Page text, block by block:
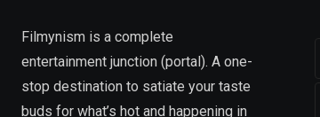
Filmynism is a complete
entertainment junction (portal). A one-
stop destination to satiate your taste
buds for what’s hot and happening in